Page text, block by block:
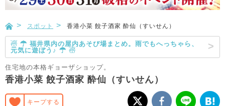
スポット 香港小菜 餃子酒家 酔仙（すいせん）
☃ ☂ 福井県内の屋内あそび場まとめ。雨でもへっちゃら、
元気に遊ぼう♪ ☂ ☃
住宅地の本格ギョーザショップ。
香港小菜 餃子酒家 酔仙（すいせん）
キープする